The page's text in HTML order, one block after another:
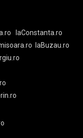
laConstanta.ro
laBuzau.ro